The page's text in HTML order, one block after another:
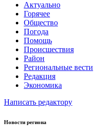
Актуально
Горячее
Общество
Погода
Помощь
Происшествия
Район
Региональные вести
Редакция
Экономика
Написать редактору
Новости региона